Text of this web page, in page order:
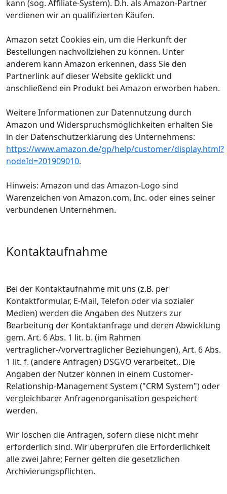
kann (sog. Affiliate-System). D.h. als Amazon-Partner
verdienen wir an qualifizierten Käufen.
Amazon setzt Cookies ein, um die Herkunft der
Bestellungen nachvollziehen zu können. Unter
anderem kann Amazon erkennen, dass Sie den
Partnerlink auf dieser Website geklickt und
anschließend ein Produkt bei Amazon erworben haben.
Weitere Informationen zur Datennutzung durch
Amazon und Widerspruchsmöglichkeiten erhalten Sie
in der Datenschutzerklärung des Unternehmens:
https://www.amazon.de/gp/help/customer/display.html?
nodeId=201909010.
Hinweis: Amazon und das Amazon-Logo sind
Warenzeichen von Amazon.com, Inc. oder eines seiner
verbundenen Unternehmen.
Kontaktaufnahme
Bei der Kontaktaufnahme mit uns (z.B. per
Kontaktformular, E-Mail, Telefon oder via sozialer
Medien) werden die Angaben des Nutzers zur
Bearbeitung der Kontaktanfrage und deren Abwicklung
gem. Art. 6 Abs. 1 lit. b. (im Rahmen
vertraglicher-/vorvertraglicher Beziehungen), Art. 6 Abs.
1 lit. f. (andere Anfragen) DSGVO verarbeitet.. Die
Angaben der Nutzer können in einem Customer-
Relationship-Management System ("CRM System") oder
vergleichbarer Anfragenorganisation gespeichert
werden.
Wir löschen die Anfragen, sofern diese nicht mehr
erforderlich sind. Wir überprüfen die Erforderlichkeit
alle zwei Jahre; Ferner gelten die gesetzlichen
Archivierungspflichten.